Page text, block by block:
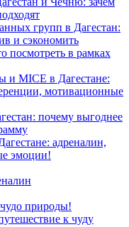
групп в Дагестан:
и сэкономить
посмотреть в рамках
и MICE в Дагестане:
мотивационные
почему выгоднее
адреналин,
эмоции!
природы!
к чуду